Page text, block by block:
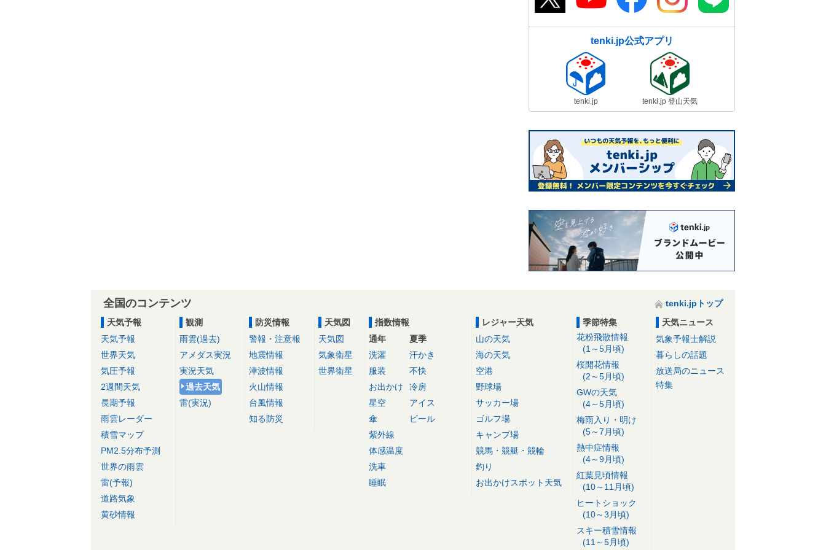
tenki.jp公式アプリ
tenki.jp tenki.jp 登山天気
全国のコンテンツ
tenki.jpトップ
天気予報
天気予報
世界天気
気圧予報
2週間天気
長期予報
雨雲レーダー
積雪マップ
PM2.5分布予測
世界の雨雲
雷(予報)
道路気象
黄砂情報
観測
雨雲(過去)
アメダス実況
実況天気
過去天気
雷(実況)
防災情報
警報・注意報
地震情報
津波情報
火山情報
台風情報
知る防災
天気図
天気図
気象衛星
世界衛星
指数情報
通年
洗濯
服装
お出かけ
星空
傘
紫外線
体感温度
洗車
睡眠
夏季
汗かき
不快
冷房
アイス
ビール
レジャー天気
山の天気
海の天気
空港
野球場
サッカー場
ゴルフ場
キャンプ場
競馬・競艇・競輪
釣り
お出かけスポット天気
季節特集
花粉飛散情報
(1～5月頃)
桜開花情報
(2～5月頃)
GWの天気
(4～5月頃)
梅雨入り・明け
(5～7月頃)
熱中症情報
(4～9月頃)
紅葉見頃情報
(10～11月頃)
ヒートショック
(10～3月頃)
スキー積雪情報
(11～5月頃)
天気ニュース
気象予報士解説
暮らしの話題
放送局のニュース
特集